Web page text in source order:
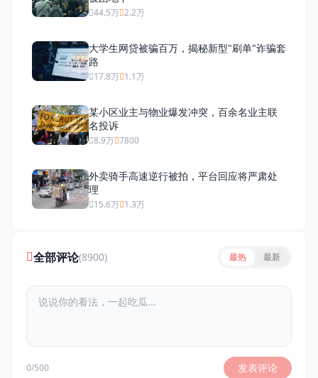
44.5万 2.2万
大学生网贷被骗百万，揭秘新型"刷单"诈骗套
路
17.8万 1.1万
某小区业主与物业爆发冲突，百余名业主联
名投诉
8.9万 7800
外卖骑手高速逆行被拍，平台回应将严肃处
理
15.6万 1.3万
全部评论(8900) 最热 最新
0/500 发表评论